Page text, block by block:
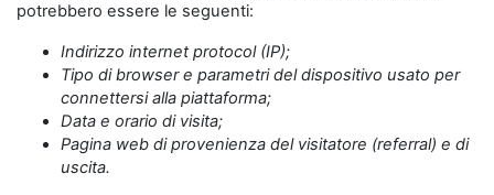
potrebbero essere le seguenti:
Indirizzo internet protocol (IP);
Tipo di browser e parametri del dispositivo usato per
connettersi alla piattaforma;
Data e orario di visita;
Pagina web di provenienza del visitatore (referral) e di
uscita.